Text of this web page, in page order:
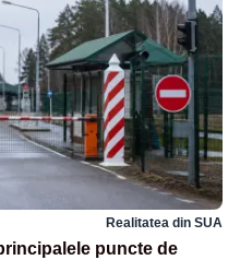
Realitatea din SUA
puncte de